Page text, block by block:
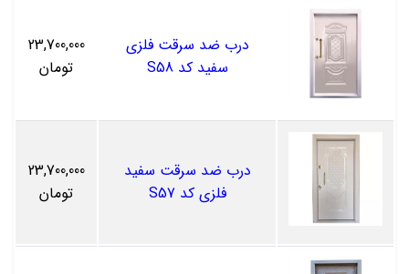
درب ضد سرقت فلزی
سفید کد S58
23,700,000
تومان
درب ضد سرقت سفید
فلزی کد S57
23,700,000
تومان